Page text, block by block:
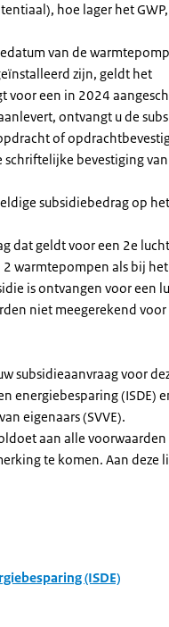
hoe lager het
van de
zijn, geldt het
voor een in 2024
ontvangt u de
of
bevestiging
subsidiebedrag op
dat geldt voor een 2e
warmtepompen als bij
is ontvangen voor een
niet meegerekend voor
subsidieaanvraag voor
energiebesparing (ISDE)
eigenaars (SVVE).
aan alle voorwaarden
te komen. Aan deze
(ISDE)